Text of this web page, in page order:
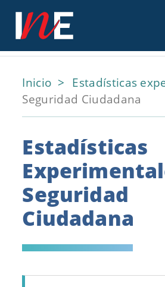
Inicio
Estadísticas
Seguridad Ciudadana
Estadísticas
Seguridad
Ciudadana